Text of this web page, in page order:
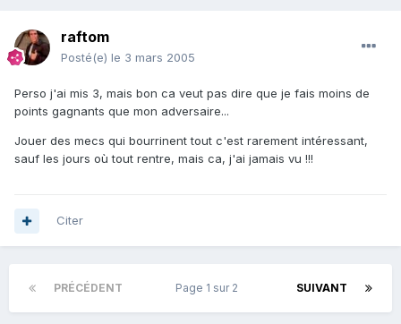
raftom
Posté(e) le 3 mars 2005
Perso j'ai mis 3, mais bon ca veut pas dire que je fais moins de
points gagnants que mon adversaire...
Jouer des mecs qui bourrinent tout c'est rarement intéressant,
sauf les jours où tout rentre, mais ca, j'ai jamais vu !!!
Citer
PRÉCÉDENT SUIVANT
Page 1 sur 2